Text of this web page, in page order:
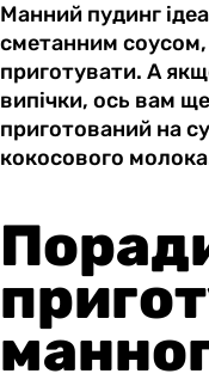
Манний пудинг
сметанним соусом,
приготувати. А
випічки, ось вам ще
приготований на
кокосового